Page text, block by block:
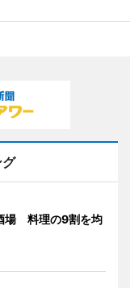
場 料理の9割を均